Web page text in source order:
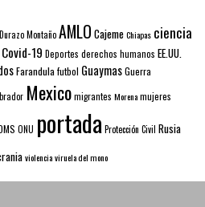
MontañoAMLO CajemeChiapas ciencia
Covid-19 Deportes derechos humanos EE.UU.
Farandulafutbol GuaymasGuerra
Mexicomigrantes Morenamujeres
ONU portada Protección Civil Rusia
violenciaviruela del mono